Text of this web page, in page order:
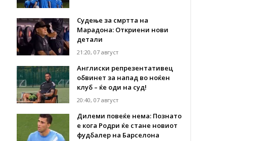
Судење за смртта на
Марадона: Откриени нови
детали
21:20, 07 август
Англиски репрезентативец
обвинет за напад во ноќен
клуб – ќе оди на суд!
20:40, 07 август
Дилеми повеќе нема: Познато
е кога Родри ќе стане новиот
фудбалер на Барселона